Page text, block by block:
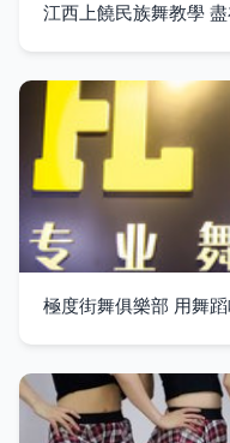
江西上饒民族舞教學
極度街舞俱樂部 用舞